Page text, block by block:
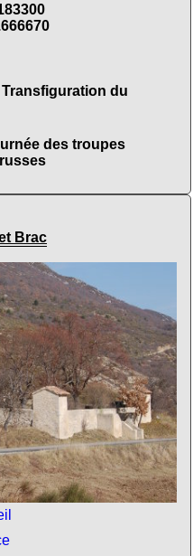
du
des troupes
Brac